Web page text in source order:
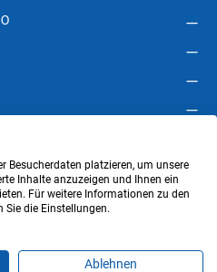
Verwaltung
Besucherdaten platzieren, um unsere
Inhalte anzuzeigen und Ihnen ein
Für weitere Informationen zu den
Sie die Einstellungen.
Ablehnen